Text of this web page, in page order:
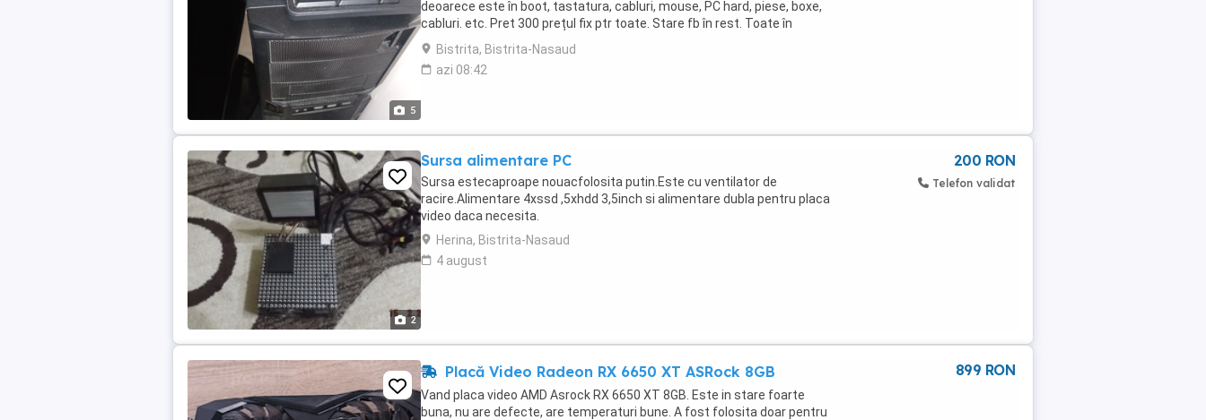
5
deoarece este în boot, tastatura, cabluri, mouse, PC hard, piese, boxe,
cabluri. etc. Pret 300 prețul fix ptr toate. Stare fb în rest. Toate în
pachet. Nu trimit nicăieri. ...
Bistrita, Bistrita-Nasaud
azi 08:42
2
Sursa alimentare PC
Sursa estecaproape nouacfolosita putin.Este cu ventilator de
racire.Alimentare 4xssd ,5xhdd 3,5inch si alimentare dubla pentru placa
video daca necesita.
Herina, Bistrita-Nasaud
4 august
200 RON
Telefon validat
Placă Video Radeon RX 6650 XT ASRock 8GB
Vand placa video AMD Asrock RX 6650 XT 8GB. Este in stare foarte
buna, nu are defecte, are temperaturi bune. A fost folosita doar pentru
899 RON